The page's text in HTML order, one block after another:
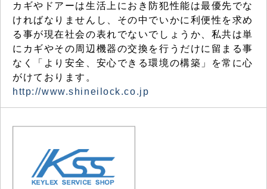
カギやドアーは生活上におき防犯性能は最優先でな
ければなりませんし、その中でいかに利便性を求め
る事が現在社会の表れでないでしょうか、私共は単
にカギやその周辺機器の交換を行うだけに留まる事
なく「より安全、安心できる環境の構築」を常に心
がけております。
http://www.shineilock.co.jp